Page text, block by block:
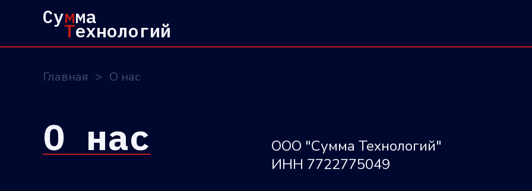
Сумма
Технологий
>
Главная О нас
ООО "Сумма Технологий"
ИНН 7722775049
О нас